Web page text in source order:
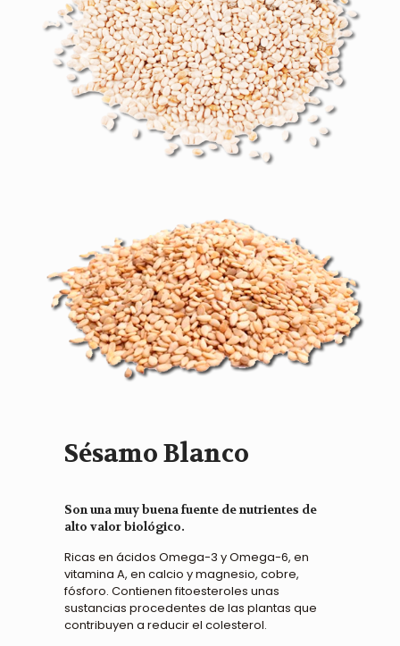
Sésamo Blanco
Son una muy buena fuente de nutrientes de
alto valor biológico.
Ricas en ácidos Omega-3 y Omega-6, en
vitamina A, en calcio y magnesio, cobre,
fósforo. Contienen fitoesteroles unas
sustancias procedentes de las plantas que
contribuyen a reducir el colesterol.